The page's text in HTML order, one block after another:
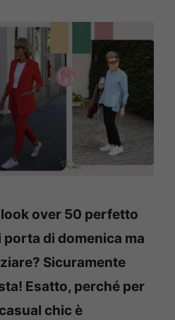
over 50 perfetto
di domenica ma
Sicuramente
Esatto, perché per
chic è